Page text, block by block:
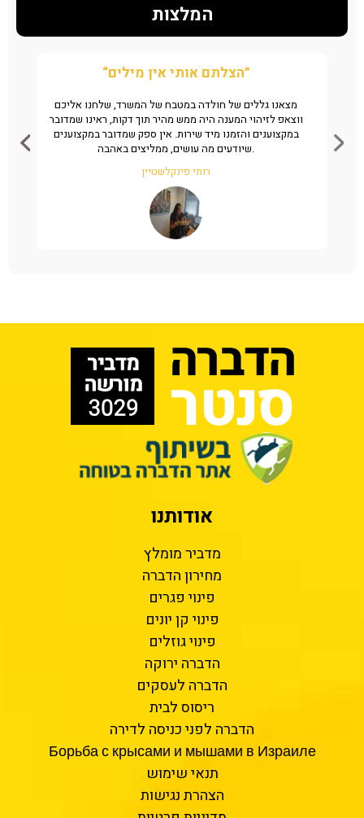
המלצות
“הצלתם אותי אין מילים”
מצאנו גללים של חולדה במטבח של המשרד, שלחנו אליכם
ווצאפ לזיהוי המענה היה ממש מהיר תוך דקות, ראינו שמדובר
במקצוענים והזמנו מיד שירות. אין ספק שמדובר במקצוענים
שיודעים מה עושים, ממליצים באהבה.
רותי פינקלשטיין
אודותנו
מדביר מומלץ
מחירון הדברה
פינוי פגרים
פינוי קן יונים
פינוי גוזלים
הדברה ירוקה
הדברה לעסקים
ריסוס לבית
הדברה לפני כניסה לדירה
Борьба с крысами и мышами в Израиле
תנאי שימוש
הצהרת נגישות